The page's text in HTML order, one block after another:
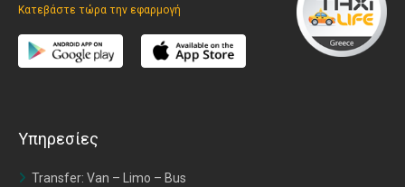
Κατεβάστε τώρα την εφαρμογή
Υπηρεσίες
Transfer: Van – Limo – Bus